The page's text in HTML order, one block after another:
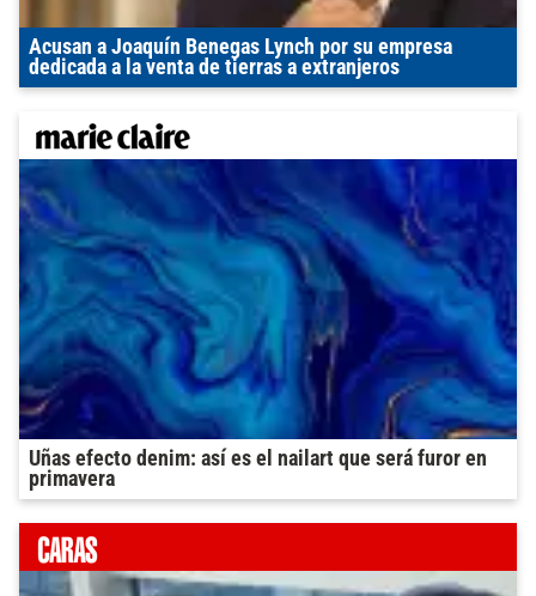
Acusan a Joaquín Benegas Lynch por su empresa
dedicada a la venta de tierras a extranjeros
Uñas efecto denim: así es el nailart que será furor en
primavera